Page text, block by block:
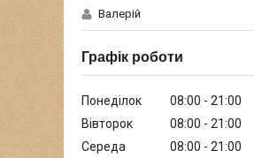
Валерій
Графік роботи
Понеділок 08:00
21:00
Вівторок
08:00
21:00
Середа
08:00 21:00